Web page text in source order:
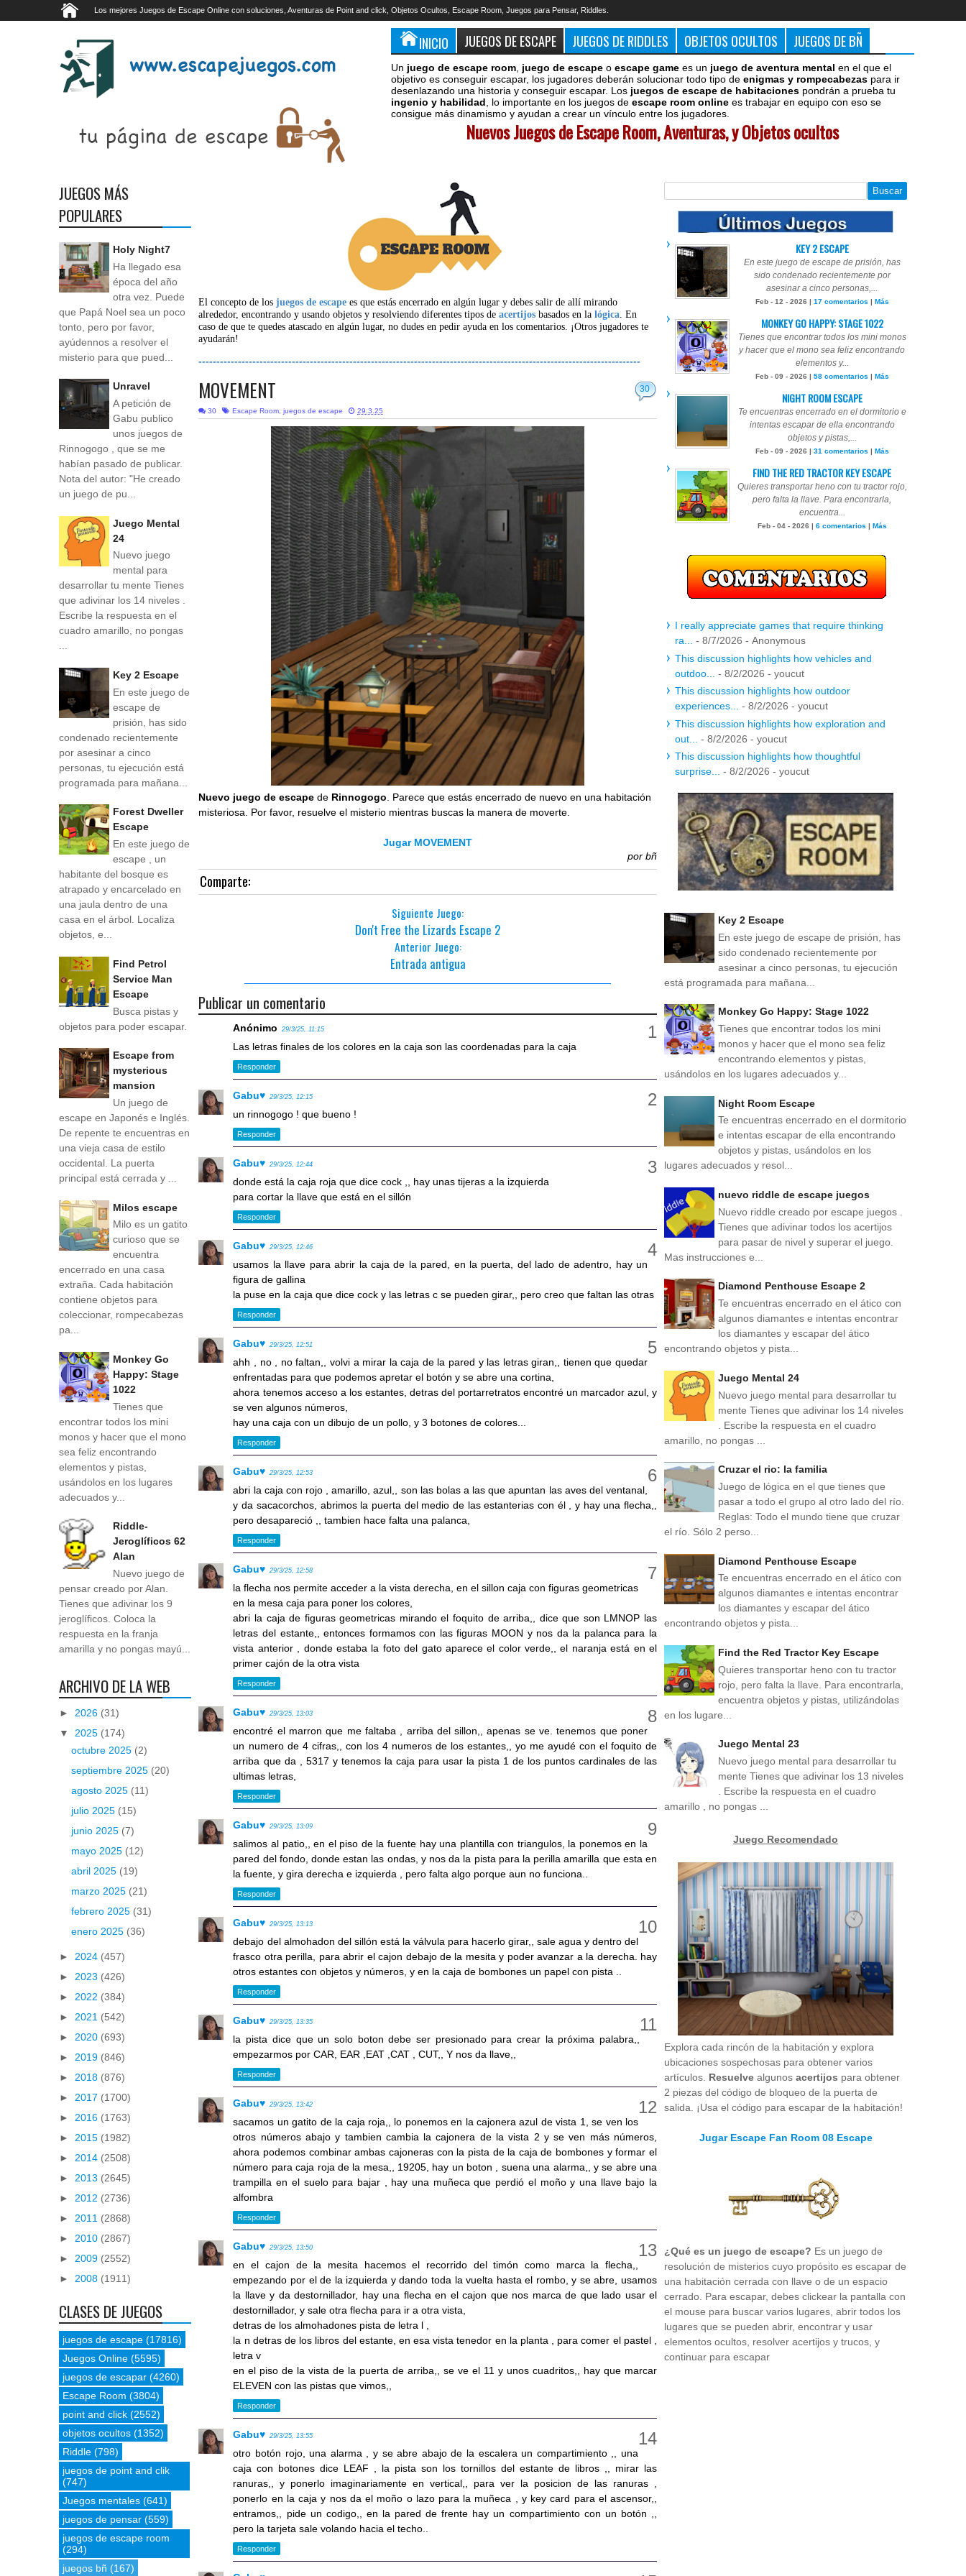
Los mejores Juegos de Escape Online con soluciones, Aventuras de Point and click, Objetos Ocultos, Escape Room, Juegos para Pensar, Riddles.
INICIO JUEGOS DE ESCAPE JUEGOS DE RIDDLES OBJETOS OCULTOS JUEGOS DE BÑ
Un juego de escape room juego de escape o escape game es un juego de aventura mental en el que el
objetivo es conseguir escapar, los jugadores deberán solucionar todo tipo de enigmas y rompecabezas para ir
desenlazando una historia y conseguir escapar. Los juegos de escape de habitaciones pondrán a prueba tu
ingenio y habilidad , lo importante en los juegos de escape room online es trabajar en equipo con eso se
consigue más dinamismo y ayudan a crear un vínculo entre los jugadores.
Nuevos Juegos de Escape Room, Aventuras, y Objetos ocultos
El concepto de losjuegos de escape es que estás encerrado en algún lugar y debes salir de allí mirando
alrededor, encontrando y usando objetos y resolviendo diferentes tipos deacertijos basados en lalógica. En
caso de que te quedes atascado en algún lugar, no dudes en pedir ayuda en los comentarios. ¡Otros jugadores te
ayudarán!
---------------------------------------------------------------------------------------------------------------------------
30
MOVEMENT
30 Escape Room juegos de escape 29.3.25
Nuevo juego de escape de Rinnogogo . Parece que estás encerrado de nuevo en una habitación
misteriosa. Por favor, resuelve el misterio mientras buscas la manera de moverte.
Jugar MOVEMENT
por bñ
Comparte:
Siguiente Juego:
Don't Free the Lizards Escape 2
Anterior Juego:
Entrada antigua
Publicar un comentario
Anónimo 29/3/25, 11:15
Las letras finales de los colores en la caja son las coordenadas para la caja
Responder
Gabu♥ 29/3/25, 12:15
un rinnogogo ! que bueno !
Responder
Gabu♥ 29/3/25, 12:44
donde está la caja roja que dice cock ,, hay unas tijeras a la izquierda
para cortar la llave que está en el sillón
Responder
Gabu♥ 29/3/25, 12:46
usamos la llave para abrir la caja de la pared, en la puerta, del lado de adentro, hay un
figura de gallina
la puse en la caja que dice cock y las letras c se pueden girar,, pero creo que faltan las otras
Responder
Gabu♥ 29/3/25, 12:51
ahh , no , no faltan,, volvi a mirar la caja de la pared y las letras giran,, tienen que quedar
enfrentadas para que podemos apretar el botón y se abre una cortina,
ahora tenemos acceso a los estantes, detras del portarretratos encontré un marcador azul, y
se ven algunos números,
hay una caja con un dibujo de un pollo, y 3 botones de colores...
Responder
Gabu♥ 29/3/25, 12:53
abri la caja con rojo , amarillo, azul,, son las bolas a las que apuntan las aves del ventanal,
y da sacacorchos, abrimos la puerta del medio de las estanterias con él , y hay una flecha,,
pero desapareció ,, tambien hace falta una palanca,
Responder
Gabu♥ 29/3/25, 12:58
la flecha nos permite acceder a la vista derecha, en el sillon caja con figuras geometricas
en la mesa caja para poner los colores,
abri la caja de figuras geometricas mirando el foquito de arriba,, dice que son LMNOP las
letras del estante,, entonces formamos con las figuras MOON y nos da la palanca para la
vista anterior , donde estaba la foto del gato aparece el color verde,, el naranja está en el
primer cajón de la otra vista
Responder
Gabu♥ 29/3/25, 13:03
encontré el marron que me faltaba , arriba del sillon,, apenas se ve. tenemos que poner
un numero de 4 cifras,, con los 4 numeros de los estantes,, yo me ayudé con el foquito de
arriba que da , 5317 y tenemos la caja para usar la pista 1 de los puntos cardinales de las
ultimas letras,
Responder
Gabu♥ 29/3/25, 13:09
salimos al patio,, en el piso de la fuente hay una plantilla con triangulos, la ponemos en la
pared del fondo, donde estan las ondas, y nos da la pista para la perilla amarilla que esta en
la fuente, y gira derecha e izquierda , pero falta algo porque aun no funciona..
Responder
Gabu♥ 29/3/25, 13:13
debajo del almohadon del sillón está la válvula para hacerlo girar,, sale agua y dentro del
frasco otra perilla, para abrir el cajon debajo de la mesita y poder avanzar a la derecha. hay
otros estantes con objetos y números, y en la caja de bombones un papel con pista ..
Responder
Gabu♥ 29/3/25, 13:35
la pista dice que un solo boton debe ser presionado para crear la próxima palabra,,
empezarmos por CAR, EAR ,EAT ,CAT , CUT,, Y nos da llave,,
Responder
Gabu♥ 29/3/25, 13:42
sacamos un gatito de la caja roja,, lo ponemos en la cajonera azul de vista 1, se ven los
otros números abajo y tambien cambia la cajonera de la vista 2 y se ven más números,
ahora podemos combinar ambas cajoneras con la pista de la caja de bombones y formar el
número para caja roja de la mesa,, 19205, hay un boton , suena una alarma,, y se abre una
trampilla en el suelo para bajar , hay una muñeca que perdió el moño y una llave bajo la
alfombra
Responder
Gabu♥ 29/3/25, 13:50
en el cajon de la mesita hacemos el recorrido del timón como marca la flecha,,
empezando por el de la izquierda y dando toda la vuelta hasta el rombo, y se abre, usamos
la llave y da destornillador, hay una flecha en el cajon que nos marca de que lado usar el
destornillador, y sale otra flecha para ir a otra vista,
detras de los almohadones pista de letra l ,
la n detras de los libros del estante, en esa vista tenedor en la planta , para comer el pastel ,
letra v
en el piso de la vista de la puerta de arriba,, se ve el 11 y unos cuadritos,, hay que marcar
ELEVEN con las pistas que vimos,,
Responder
Gabu♥ 29/3/25, 13:55
otro botón rojo, una alarma , y se abre abajo de la escalera un compartimiento ,, una
caja con botones dice LEAF , la pista son los tornillos del estante de libros ,, mirar las
ranuras,, y ponerlo imaginariamente en vertical,, para ver la posicion de las ranuras ,
ponerlo en la caja y nos da el moño o lazo para la muñeca , y key card para el ascensor,,
entramos,, pide un codigo,, en la pared de frente hay un compartimiento con un botón ,,
pero la tarjeta sale volando hacia el techo..
Responder
JUEGOS MÁS
POPULARES
Holy Night7
Ha llegado esa
época del año
otra vez. Puede
que Papá Noel sea un poco
tonto, pero por favor,
ayúdennos a resolver el
misterio para que pued...
Unravel
A petición de
Gabu publico
unos juegos de
Rinnogogo , que se me
habían pasado de publicar.
Nota del autor: "He creado
un juego de pu...
Juego Mental
24
Nuevo juego
mental para
desarrollar tu mente Tienes
que adivinar los 14 niveles .
Escribe la respuesta en el
cuadro amarillo, no pongas
...
Key 2 Escape
En este juego de
escape de
prisión, has sido
condenado recientemente
por asesinar a cinco
personas, tu ejecución está
programada para mañana...
Forest Dweller
Escape
En este juego de
escape , un
habitante del bosque es
atrapado y encarcelado en
una jaula dentro de una
casa en el árbol. Localiza
objetos, e...
Find Petrol
Service Man
Escape
Busca pistas y
objetos para poder escapar.
Escape from
mysterious
mansion
Un juego de
escape en Japonés e Inglés.
De repente te encuentras en
una vieja casa de estilo
occidental. La puerta
principal está cerrada y ...
Milos escape
Milo es un gatito
curioso que se
encuentra
encerrado en una casa
extraña. Cada habitación
contiene objetos para
coleccionar, rompecabezas
pa...
Monkey Go
Happy: Stage
1022
Tienes que
encontrar todos los mini
monos y hacer que el mono
sea feliz encontrando
elementos y pistas,
usándolos en los lugares
adecuados y...
Riddle-
Jeroglíficos 62
Alan
Nuevo juego de
pensar creado por Alan.
Tienes que adivinar los 9
jeroglíficos. Coloca la
respuesta en la franja
amarilla y no pongas mayú...
ARCHIVO DE LA WEB
► 2026 (31)
▼ 2025 (174)
octubre 2025 (2)
septiembre 2025 (20)
agosto 2025 (11)
julio 2025 (15)
junio 2025 (7)
mayo 2025 (12)
abril 2025 (19)
marzo 2025 (21)
febrero 2025 (31)
enero 2025 (36)
► 2024 (457)
► 2023 (426)
► 2022 (384)
► 2021 (542)
► 2020 (693)
► 2019 (846)
► 2018 (876)
► 2017 (1700)
► 2016 (1763)
► 2015 (1982)
► 2014 (2508)
► 2013 (2645)
► 2012 (2736)
► 2011 (2868)
► 2010 (2867)
► 2009 (2552)
► 2008 (1911)
CLASES DE JUEGOS
juegos de escape (17816)
Juegos Online (5595)
juegos de escapar (4260)
Escape Room (3804)
point and click (2552)
objetos ocultos (1352)
Riddle (798)
juegos de point and clik
(747)
Juegos mentales (641)
juegos de pensar (559)
juegos de escape room
(294)
juegos bñ (167)
KEY 2 ESCAPE
En este juego de escape de prisión, has
sido condenado recientemente por
asesinar a cinco personas,...
Feb - 12 - 2026 | 17 comentarios | Más
MONKEY GO HAPPY: STAGE 1022
Tienes que encontrar todos los mini monos
y hacer que el mono sea feliz encontrando
elementos y...
Feb - 09 - 2026 | 58 comentarios | Más
NIGHT ROOM ESCAPE
Te encuentras encerrado en el dormitorio e
intentas escapar de ella encontrando
objetos y pistas,...
Feb - 09 - 2026 | 31 comentarios | Más
FIND THE RED TRACTOR KEY ESCAPE
Quieres transportar heno con tu tractor rojo,
pero falta la llave. Para encontrarla,
encuentra...
Feb - 04 - 2026 | 6 comentarios | Más
I really appreciate games that require thinking
ra...
- 8/7/2026 - Anonymous
This discussion highlights how vehicles and
outdoo...
- 8/2/2026 - youcut
This discussion highlights how outdoor
experiences...
- 8/2/2026 - youcut
This discussion highlights how exploration and
out...
- 8/2/2026 - youcut
This discussion highlights how thoughtful
surprise...
- 8/2/2026 - youcut
Key 2 Escape
En este juego de escape de prisión, has
sido condenado recientemente por
asesinar a cinco personas, tu ejecución
está programada para mañana...
Monkey Go Happy: Stage 1022
Tienes que encontrar todos los mini
monos y hacer que el mono sea feliz
encontrando elementos y pistas,
usándolos en los lugares adecuados y...
Night Room Escape
Te encuentras encerrado en el dormitorio
e intentas escapar de ella encontrando
objetos y pistas, usándolos en los
lugares adecuados y resol...
nuevo riddle de escape juegos
Nuevo riddle creado por escape juegos .
Tienes que adivinar todos los acertijos
para pasar de nivel y superar el juego.
Mas instrucciones e...
Diamond Penthouse Escape 2
Te encuentras encerrado en el ático con
algunos diamantes e intentas encontrar
los diamantes y escapar del ático
encontrando objetos y pista...
Juego Mental 24
Nuevo juego mental para desarrollar tu
mente Tienes que adivinar los 14 niveles
. Escribe la respuesta en el cuadro
amarillo, no pongas ...
Cruzar el rio: la familia
Juego de lógica en el que tienes que
pasar a todo el grupo al otro lado del río.
Reglas: Todo el mundo tiene que cruzar
el río. Sólo 2 perso...
Diamond Penthouse Escape
Te encuentras encerrado en el ático con
algunos diamantes e intentas encontrar
los diamantes y escapar del ático
encontrando objetos y pista...
Find the Red Tractor Key Escape
Quieres transportar heno con tu tractor
rojo, pero falta la llave. Para encontrarla,
encuentra objetos y pistas, utilizándolas
en los lugare...
Juego Mental 23
Nuevo juego mental para desarrollar tu
mente Tienes que adivinar los 13 niveles
. Escribe la respuesta en el cuadro
amarillo , no pongas ...
Juego Recomendado
Explora cada rincón de la habitación y explora
ubicaciones sospechosas para obtener varios
artículos. Resuelve algunos acertijos para obtener
2 piezas del código de bloqueo de la puerta de
salida. ¡Usa el código para escapar de la habitación!
Jugar Escape Fan Room 08 Escape
¿Qué es un juego de escape? Es un juego de
resolución de misterios cuyo propósito es escapar de
una habitación cerrada con llave o de un espacio
cerrado. Para escapar, debes clickear la pantalla con
el mouse para buscar varios lugares, abrir todos los
lugares que se pueden abrir, encontrar y usar
elementos ocultos, resolver acertijos y trucos, y
continuar para escapar